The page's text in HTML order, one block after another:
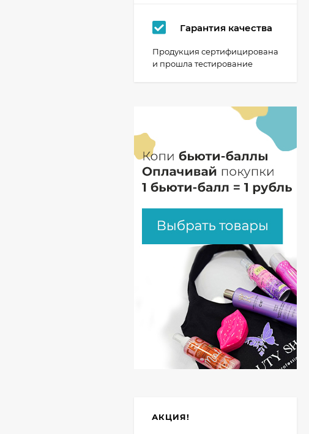
Гарантия качества
Продукция сертифицирована
и прошла тестирование
АКЦИЯ!